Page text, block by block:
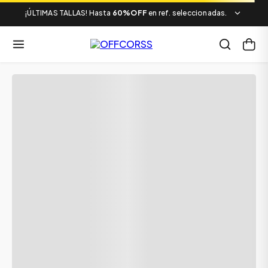
¡ÚLTIMAS TALLAS! Hasta 60%OFF en ref. seleccionadas.